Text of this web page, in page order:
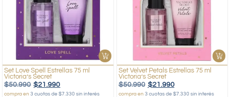
Set Love Spell Estrellas 75 ml
Victoria’s Secret
$50.990 $21.990
compra en3 cuotas de $7.330 sin interés
Set Velvet Petals Estrellas 75 ml
Victoria’s Secret
$50.990 $21.990
compra en 3 cuotas de $7.330 sin interés